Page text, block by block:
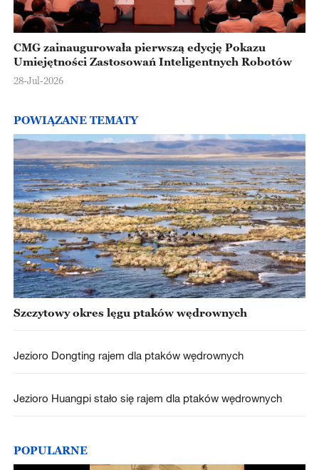
CMG zainaugurowała pierwszą edycję Pokazu
Umiejętności Zastosowań Inteligentnych Robotów
28-Jul-2026
POWIĄZANE TEMATY
Szczytowy okres lęgu ptaków wędrownych
Jezioro Dongting rajem dla ptaków wędrownych
Jezioro Huangpi stało się rajem dla ptaków wędrownych
POPULARNE